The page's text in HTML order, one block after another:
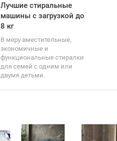
Лучшие стиральные
машины с загрузкой до
8 кг
В меру вместительные,
экономичные и
функциональные стиралки
для семей с одним или
двумя детьми.